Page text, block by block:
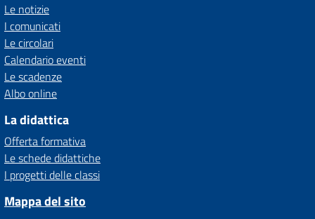
Le notizie
I comunicati
Le circolari
Calendario eventi
Le scadenze
Albo online
La didattica
Offerta formativa
Le schede didattiche
I progetti delle classi
Mappa del sito